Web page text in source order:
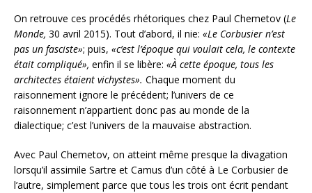
On retrouve ces procédés rhétoriques chez Paul Chemetov (Le
Monde, 30 avril 2015). Tout d’abord, il nie: «Le Corbusier n’est
pas un fasciste»; puis, «c’est l’époque qui voulait cela, le contexte
était compliqué», enfin il se libère: «À cette époque, tous les
architectes étaient vichystes». Chaque moment du
raisonnement ignore le précédent; l’univers de ce
raisonnement n’appartient donc pas au monde de la
dialectique; c’est l’univers de la mauvaise abstraction.
Avec Paul Chemetov, on atteint même presque la divagation
lorsqu’il assimile Sartre et Camus d’un côté à Le Corbusier de
l’autre, simplement parce que tous les trois ont écrit pendant